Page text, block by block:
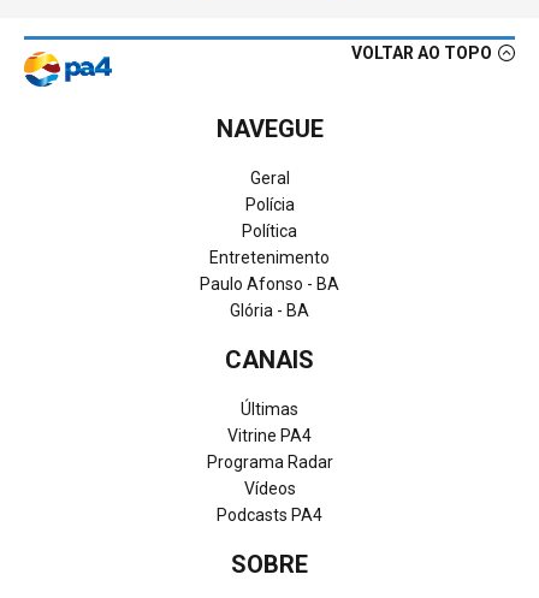
VOLTAR AO TOPO
NAVEGUE
Geral
Polícia
Política
Entretenimento
Paulo Afonso - BA
Glória - BA
CANAIS
Últimas
Vitrine PA4
Programa Radar
Vídeos
Podcasts PA4
SOBRE